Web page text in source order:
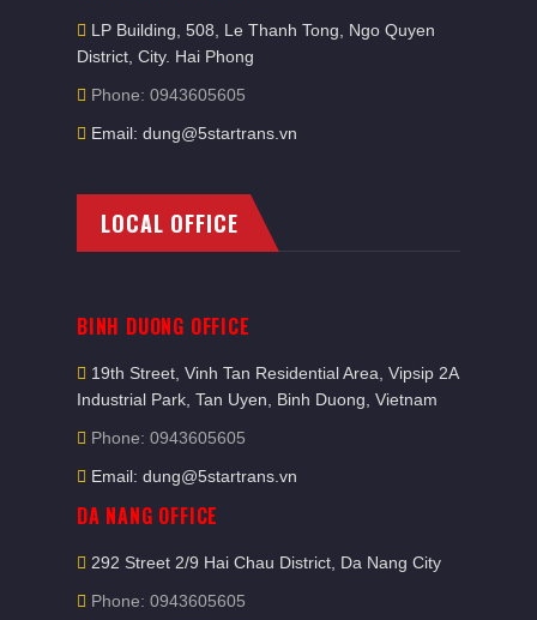
LP Building, 508, Le Thanh Tong, Ngo Quyen
District, City. Hai Phong
Phone: 0943605605
Email: dung@5startrans.vn
LOCAL OFFICE
BINH DUONG OFFICE
19th Street, Vinh Tan Residential Area, Vipsip 2A
Industrial Park, Tan Uyen, Binh Duong, Vietnam
Phone: 0943605605
Email: dung@5startrans.vn
DA NANG OFFICE
292 Street 2/9 Hai Chau District, Da Nang City
Phone: 0943605605